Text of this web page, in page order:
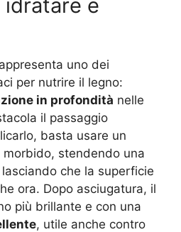
idratare e
uno dei
per nutrire il legno:
in profondità nelle
il passaggio
basta usare un
morbido, stendendo una
che la superficie
ora. Dopo asciugatura, il
più brillante e con una
, utile anche contro